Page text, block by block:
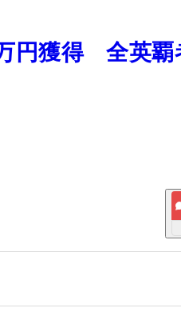
円獲得 全英覇